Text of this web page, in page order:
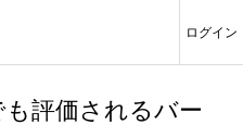
ログイン
も評価されるバー